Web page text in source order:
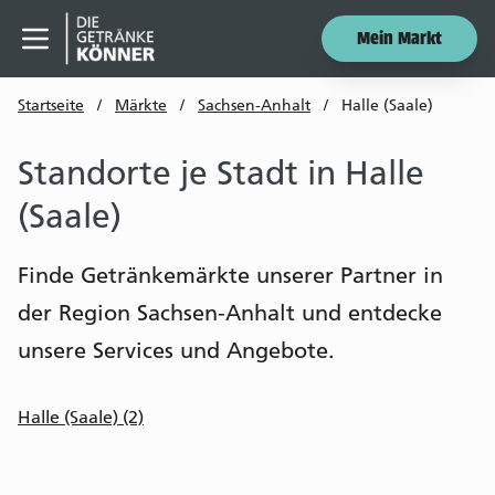
Menü öffnen
Mein Markt
Startseite / Märkte / Sachsen-Anhalt / Halle (Saale)
Standorte je Stadt in Halle
(Saale)
Finde Getränkemärkte unserer Partner in
der Region Sachsen-Anhalt und entdecke
unsere Services und Angebote.
Halle (Saale) (2)